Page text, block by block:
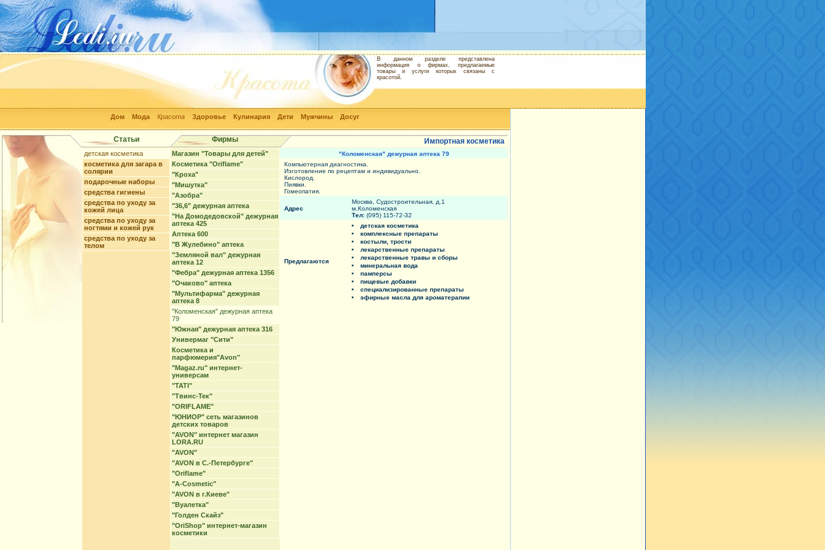
Дом Мода Красота Здоровье Кулинария Дети Мужчины Досуг
В данном разделе представлена
информация о фирмах, предлагаемые
товары и услуги которых связаны с
красотой.
Статьи Фирмы Импортная косметика
детская косметика
косметика для загара в
солярии
подарочные наборы
средства гигиены
средства по уходу за
кожей лица
средства по уходу за
ногтями и кожей рук
средства по уходу за
телом
Магазин "Товары для детей"
Косметика "Oriflame"
"Кроха"
"Мишутка"
"Азобра"
"36,6" дежурная аптека
"На Домодедовской" дежурная
аптека 425
Аптека 600
"В Жулебино" аптека
"Земляной вал" дежурная
аптека 12
"Фебра" дежурная аптека 1356
"Очаково" аптека
"Мультифарма" дежурная
аптека 8
"Коломенская" дежурная аптека
79
"Южная" дежурная аптека 316
Универмаг "Сити"
Косметика и
парфюмерия"Avon"
"Magaz.ru" интернет-
универсам
"TATI"
"Твинс-Тек"
"ORIFLAME"
"ЮНИОР" сеть магазинов
детских товаров
"AVON" интернет магазин
LORA.RU
"AVON"
"AVON в С.-Петербурге"
"Oriflame"
"A-Cosmetic"
"AVON в г.Киеве"
"Вуалетка"
"Голден Скайз"
"OriShop" интернет-магазин
косметики
"Коломенская" дежурная аптека 79
Компьютерная диагностика.
Изготовление по рецептам и индивидуально.
Кислород.
Пиявки.
Гомеопатия.
Адрес
Москва, Судостроительная, д.1
м.Коломенская
Тел: (095) 115-72-32
Предлагаются
детская косметика
комплексные препараты
костыли, трости
лекарственные препараты
лекарственные травы и сборы
минеральная вода
памперсы
пищевые добавки
специализированные препараты
эфирные масла для ароматерапии